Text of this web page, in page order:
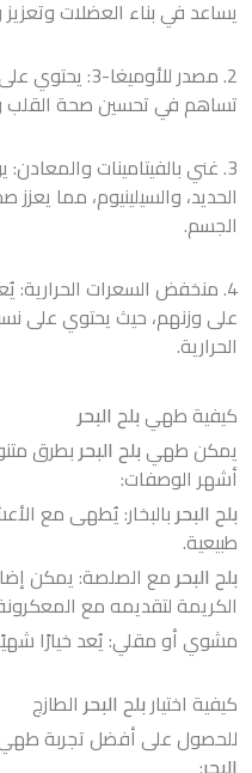
يساعد في بناء العضلات
تساهم في تحسين صحة القلب
الحديد، والسيلينيوم، مما
الجسم.
4. منخفض السعرات الحرارية:
على وزنهم، حيث يحتوي على
الحرارية.
كيفية طهيبلح البحر
يمكن طهيبلح البحربطرق
أشهر الوصفات:
بلح البحربالبخار: يُطهى مع
طبيعية.
بلح البحرمع الصلصة: يمكن
الكريمة لتقديمه مع
مشوي أو مقلي: يُعد خيارًا
كيفية اختياربلح البحرالطازج
للحصول على أفضل تجربة طهي،